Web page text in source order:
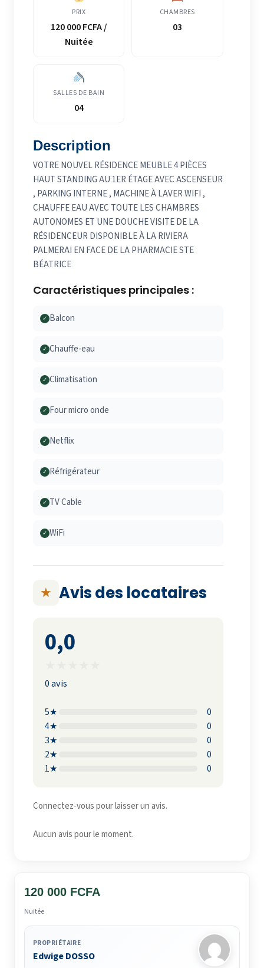
PRIX
120 000 FCFA /
Nuitée
CHAMBRES
03
SALLES DE BAIN
04
Description
VOTRE NOUVEL RÉSIDENCE MEUBLE 4 PIÈCES
HAUT STANDING AU 1ER ÉTAGE AVEC ASCENSEUR
, PARKING INTERNE , MACHINE À LAVER WIFI ,
CHAUFFE EAU AVEC TOUTE LES CHAMBRES
AUTONOMES ET UNE DOUCHE VISITE DE LA
RÉSIDENCEUR DISPONIBLE À LA RIVIERA
PALMERAI EN FACE DE LA PHARMACIE STE
BÉATRICE
Caractéristiques principales :
✓ Balcon
✓ Chauffe-eau
✓ Climatisation
✓ Four micro onde
✓ Netflix
✓ Réfrigérateur
✓ TV Cable
✓ WiFi
★ Avis des locataires
0,0
0 avis
5★
0
4★
0
3★
0
2★
0
1★
0
Connectez-vous pour laisser un avis.
Aucun avis pour le moment.
120 000 FCFA
Nuitée
PROPRIÉTAIRE
Edwige DOSSO